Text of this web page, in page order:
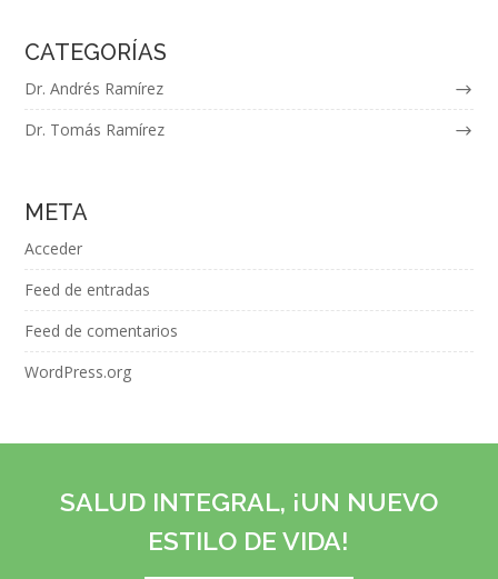
CATEGORÍAS
Dr. Andrés Ramírez
Dr. Tomás Ramírez
META
Acceder
Feed de entradas
Feed de comentarios
WordPress.org
SALUD INTEGRAL, ¡UN NUEVO
ESTILO DE VIDA!